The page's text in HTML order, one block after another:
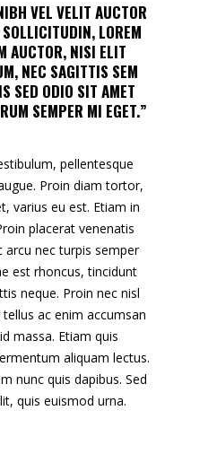
VEL VELIT AUCTOR
LOREM
AUCTOR, NISI ELIT
NEC SAGITTIS SEM
SED ODIO SIT AMET
SEMPER MI EGET.”
pellentesque
Proin diam tortor,
varius eu est. Etiam in
placerat venenatis
arcu nec turpis semper
est rhoncus, tincidunt
neque. Proin nec nisl
ac enim accumsan
massa. Etiam quis
aliquam lectus.
nunc quis dapibus. Sed
quis euismod urna.